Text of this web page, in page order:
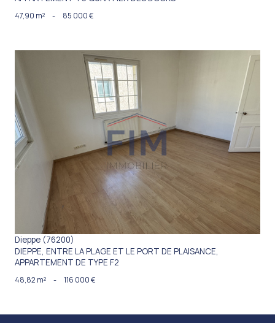
47,90 m² - 85 000 €
VOIR LE BIEN
Dieppe (76200)
DIEPPE, ENTRE LA PLAGE ET LE PORT DE PLAISANCE,
APPARTEMENT DE TYPE F2
48,82 m² - 116 000 €